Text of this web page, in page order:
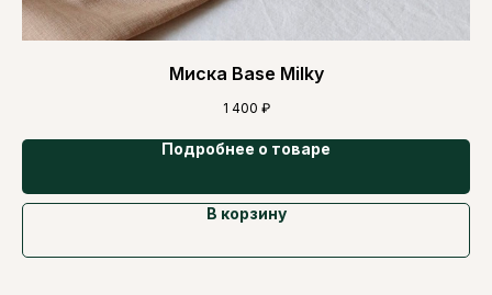
Миска Base Milky
1 400 ₽
Подробнее о товаре
В корзину